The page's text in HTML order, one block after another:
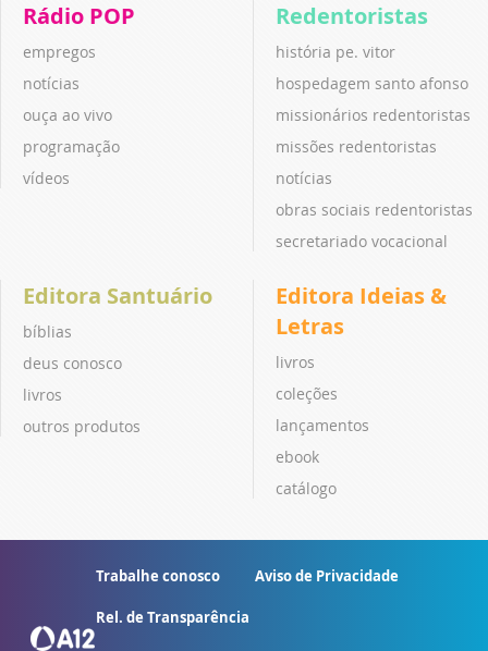
Rádio POP
empregos
notícias
ouça ao vivo
programação
vídeos
Redentoristas
história pe. vitor
hospedagem santo afonso
missionários redentoristas
missões redentoristas
notícias
obras sociais redentoristas
secretariado vocacional
Editora Santuário
bíblias
deus conosco
livros
outros produtos
Editora Ideias &
Letras
livros
coleções
lançamentos
ebook
catálogo
Trabalhe conosco Aviso de Privacidade
Rel. de Transparência